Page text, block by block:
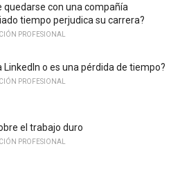
quedarse con una compañía
tiempo perjudica su carrera?
PROFESIONAL
LinkedIn o es una pérdida de tiempo?
PROFESIONAL
el trabajo duro
PROFESIONAL